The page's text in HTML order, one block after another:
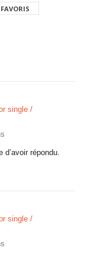
single /
répondu.
single /